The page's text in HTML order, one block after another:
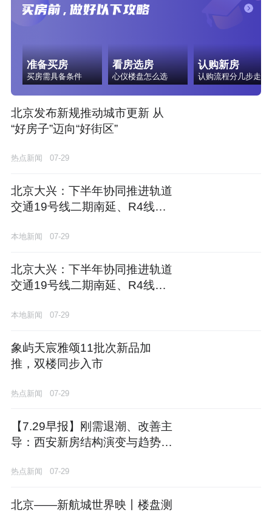
准备买房
买房需具备条件
看房选房
心仪楼盘怎么选
认购新房
认购流程分几步走
北京发布新规推动城市更新 从
“好房子”迈向“好街区”
热点新闻 07-29
北京大兴：下半年协同推进轨道
交通19号线二期南延、R4线一
本地新闻 07-29
北京大兴：下半年协同推进轨道
交通19号线二期南延、R4线一
本地新闻 07-29
象屿天宸雅颂11批次新品加
推，双楼同步入市
热点新闻 07-29
【7.29早报】刚需退潮、改善主
导：西安新房结构演变与趋势研
热点新闻 07-29
北京——新航城世界映丨楼盘测